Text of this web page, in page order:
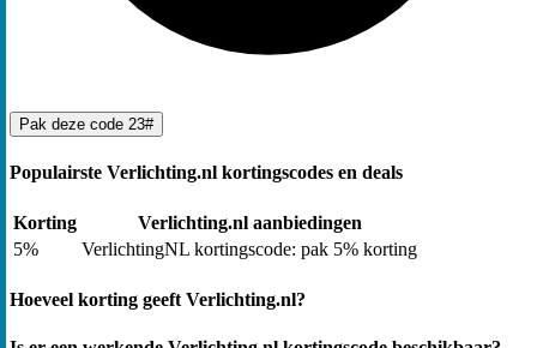
Pak deze code 23#
Populairste Verlichting.nl kortingscodes en deals
Korting
Verlichting.nl aanbiedingen
5%
VerlichtingNL kortingscode: pak 5% korting
Hoeveel korting geeft Verlichting.nl?